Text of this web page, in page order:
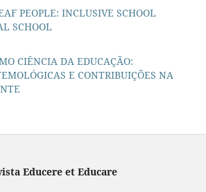
PEOPLE: INCLUSIVE SCHOOL
SCHOOL
CIÊNCIA DA EDUCAÇÃO:
E CONTRIBUIÇÕES NA
Educere et Educare